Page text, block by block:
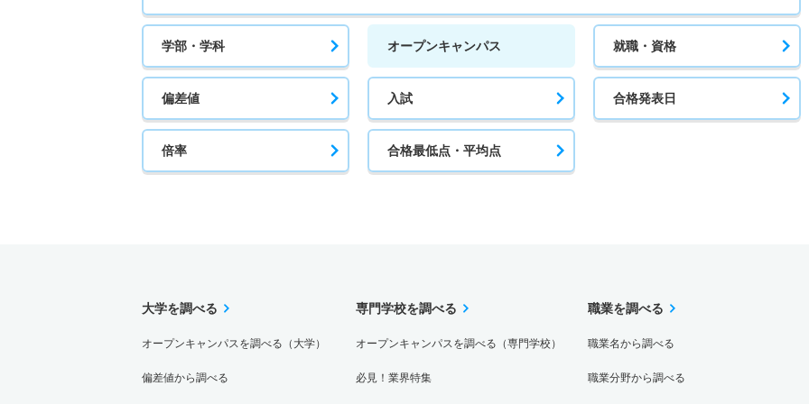
学部・学科 オープンキャンパス 就職・資格
偏差値 入試 合格発表日
倍率 合格最低点・平均点
大学を調べる
オープンキャンパスを調べる（大学）
偏差値から調べる
専門学校を調べる
オープンキャンパスを調べる（専門学校）
必見！業界特集
職業を調べる
職業名から調べる
職業分野から調べる